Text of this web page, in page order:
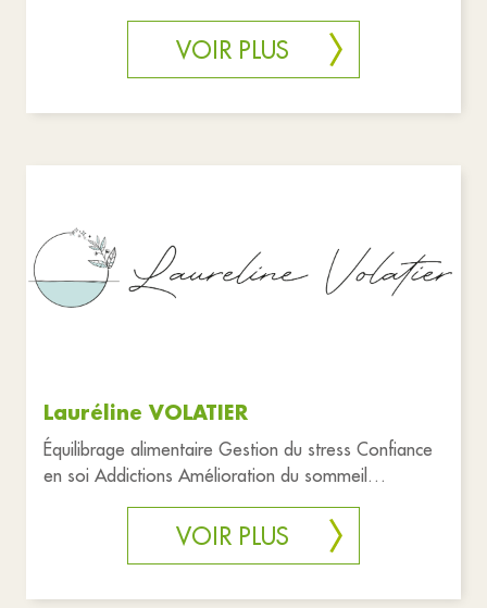
VOIR PLUS
Lauréline VOLATIER
Équilibrage alimentaire Gestion du stress Confiance
en soi Addictions Amélioration du sommeil
réflexologie, massage
VOIR PLUS